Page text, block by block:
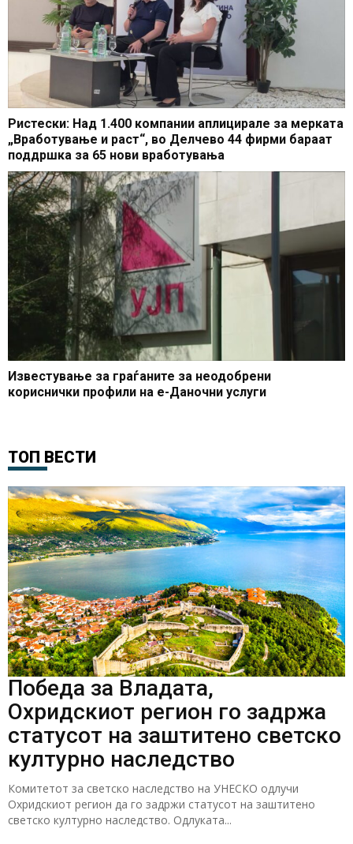
Ристески: Над 1.400 компании аплицирале за мерката
„Вработување и раст“, во Делчево 44 фирми бараат
поддршка за 65 нови вработувања
Известување за граѓаните за неодобрени
кориснички профили на е-Даночни услуги
ТОП ВЕСТИ
Победа за Владата,
Охридскиот регион го задржа
статусот на заштитено светско
културно наследство
Комитетот за светско наследство на УНЕСКО одлучи
Охридскиот регион да го задржи статусот на заштитено
светско културно наследство. Одлуката...